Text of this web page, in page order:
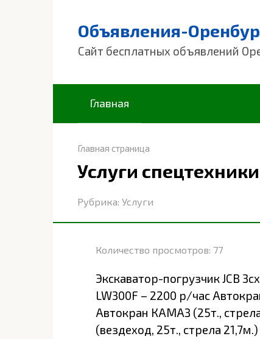
Объявления-
Сайт бесплатных объявлений
Главная
Главная страница
Услуги
Рубрика: Услуги
Количество просмотров: 77
Экскаватор-погрузчик JCB
LW300F – 2200 р/час
Автокран КАМАЗ (25т.,
(вездеход, 25т., стрела